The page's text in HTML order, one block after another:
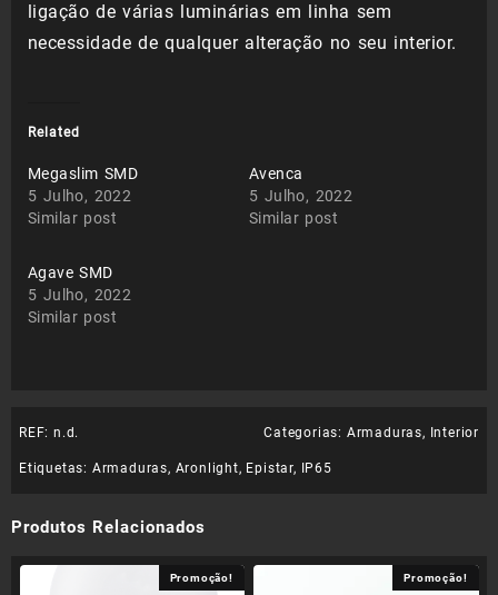
ligação de várias luminárias em linha sem
necessidade de qualquer alteração no seu interior.
Related
Megaslim SMD
5 Julho, 2022
Similar post
Avenca
5 Julho, 2022
Similar post
Agave SMD
5 Julho, 2022
Similar post
REF: n.d. Categorias: Armaduras, Interior
Etiquetas: Armaduras, Aronlight, Epistar, IP65
Produtos Relacionados
Promoção! Promoção!